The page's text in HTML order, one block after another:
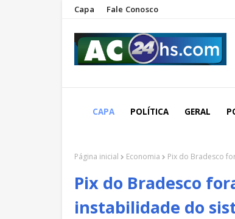
Capa Fale Conosco
CAPA POLÍTICA GERAL
Página inicial Economia Pix do Bradesco
Pix do Bradesco
instabilidade do